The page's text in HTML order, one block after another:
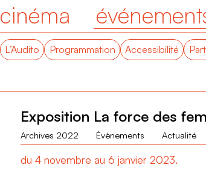
cinéma
L’Audito Programmation Accessibilité
Exposition La force des
Archives 2022 Évènements Actualité
du 4 novembre au 6 janvier 2023.